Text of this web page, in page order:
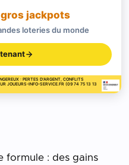
jackpots
loteries du monde
: PERTES D'ARGENT, CONFLITS
JOUEURS-INFO-SERVICE.FR (09 74 75 13 13
formule : des gains